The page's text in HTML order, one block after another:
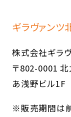
ギラヴァン
株式会社ギラ
〒802-0001
あ浅野ビル1F
※販売期間は